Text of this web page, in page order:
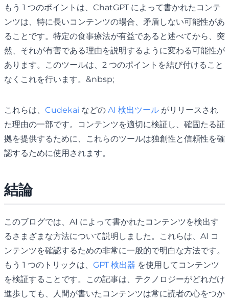
もう 1 つのポイントは、ChatGPT によって書かれたコンテ
ンツは、特に長いコンテンツの場合、矛盾しない可能性があ
ることです。特定の食事療法が有益であると述べてから、突
然、それが有害である理由を説明するように変わる可能性が
あります。このツールは、2 つのポイントを結び付けること
なくこれを行います。&nbsp;
これらは、 Cudekai などの AI 検出ツール がリリースされ
た理由の一部です。コンテンツを適切に検証し、確固たる証
拠を提供するために、これらのツールは独創性と信頼性を確
認するために使用されます。
結論
このブログでは、AI によって書かれたコンテンツを検出す
るさまざまな方法について説明しました。これらは、AI コ
ンテンツを確認するための非常に一般的で明白な方法です。
もう 1 つのトリックは、 GPT 検出器 を使用してコンテンツ
を検証することです。この記事は、テクノロジーがどれだけ
進歩しても、人間が書いたコンテンツは常に読者の心をつか